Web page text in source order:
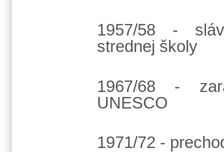
1957/58 -
strednej školy
1967/68 -
UNESCO
1971/72 -